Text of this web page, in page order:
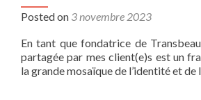
Posted on 3 novembre 2023
En tant que fondatrice de
partagée par mes client(e)s est un
la grande mosaïque de l’identité et de